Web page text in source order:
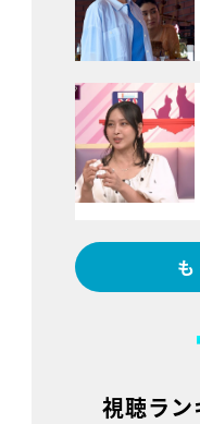
視聴ラン